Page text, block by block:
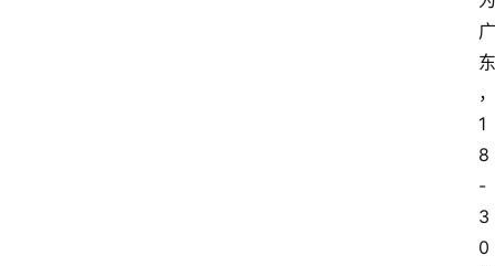
广
东
，
1
8
-
3
0